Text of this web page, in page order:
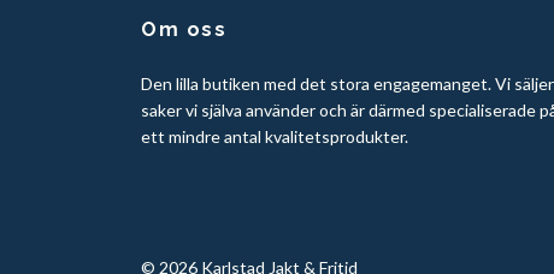
Om oss
Den lilla butiken med det stora engagemanget. Vi säljer
saker vi själva använder och är därmed specialiserade
ett mindre antal kvalitetsprodukter.
© 2026 Karlstad Jakt & Fritid